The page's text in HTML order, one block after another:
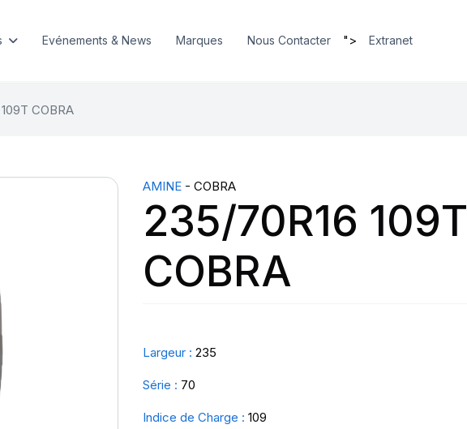
Evénements & News Marques Nous Contacter "> Extranet
COBRA
AMINE - COBRA
235/70R16 109T
COBRA
Largeur : 235
Série : 70
Indice de Charge : 109